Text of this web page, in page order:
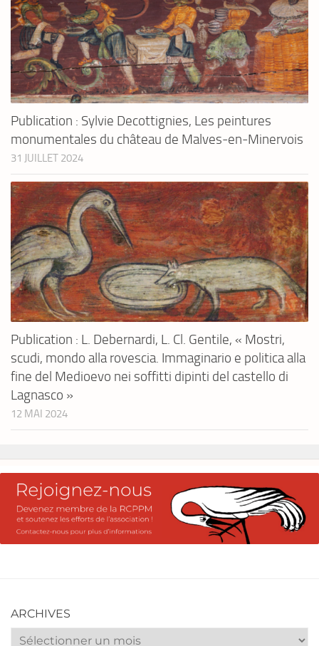
Publication : Sylvie Decottignies, Les peintures
monumentales du château de Malves-en-Minervois
31 JUILLET 2024
Publication : L. Debernardi, L. Cl. Gentile, « Mostri,
scudi, mondo alla rovescia. Immaginario e politica alla
fine del Medioevo nei soffitti dipinti del castello di
Lagnasco »
12 MAI 2024
ARCHIVES
Archives